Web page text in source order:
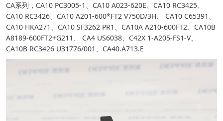
CA系列，CA10 PC3005-1、CA10 A023-620E、CA10 RC3425、
CA10 RC3426、CA10 A201-600*FT2 V750D/3H、 CA10 C65391、
CA10 HKA271、CA10 SF3262 PR1、CA10A A210-600FT2、CA10B
A8189-600FT2+G211、 CA4 US6038、C42X 1-A205-FS1-V、
CA10B RC3426 U31776/001、CA40.A713.E